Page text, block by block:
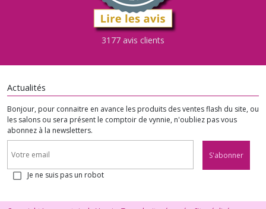
3177 avis clients
Actualités
Bonjour, pour connaitre en avance les produits des ventes flash du site, ou
les salons ou sera présent le comptoir de vynnie, n'oubliez pas vous
abonnez à la newsletters.
S'abonner
Je ne suis pas un robot